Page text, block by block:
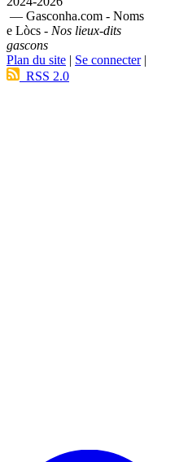
— Gasconha.com - Noms
e Lòcs - Nos lieux-dits
gascons
Plan du site | Se connecter|
RSS 2.0